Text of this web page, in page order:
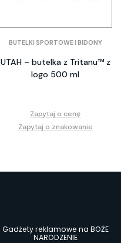
BUTELKI SPORTOWE I BIDONY
UTAH – butelka z Tritanu™ z
logo 500 ml
Zapytaj o cenę
Zapytaj o znakowanie
Gadżety reklamowe na BOŻE
NARODZENIE